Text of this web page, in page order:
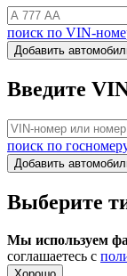
поиск по VIN-
Добавить
Введите
поиск по
Добавить
Выберите
Мы используем
соглашаетесь с